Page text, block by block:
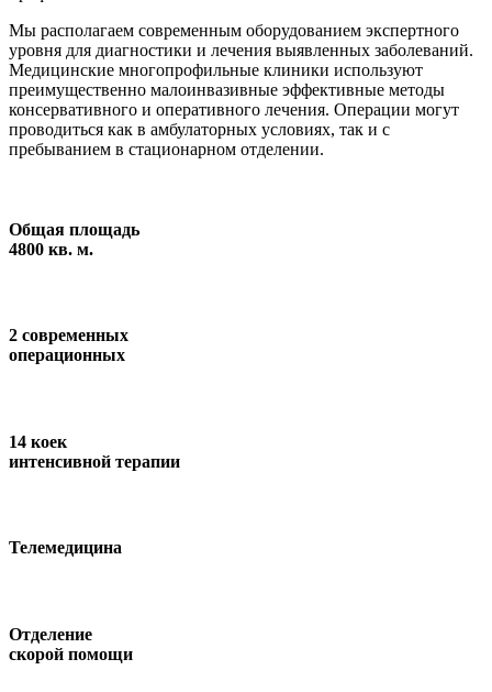
Мы располагаем современным оборудованием экспертного
уровня для диагностики и лечения выявленных заболеваний.
Медицинские многопрофильные клиники используют
преимущественно малоинвазивные эффективные методы
консервативного и оперативного лечения. Операции могут
проводиться как в амбулаторных условиях, так и с
пребыванием в стационарном отделении.
Общая площадь
4800 кв. м.
2 современных
операционных
14 коек
интенсивной терапии
Телемедицина
Отделение
скорой помощи